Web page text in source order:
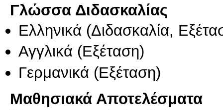
Γλώσσα Διδασκαλίας
Ελληνικά (Διδασκαλία,
Αγγλικά (Εξέταση)
Γερμανικά (Εξέταση)
Μαθησιακά Αποτελέσματα